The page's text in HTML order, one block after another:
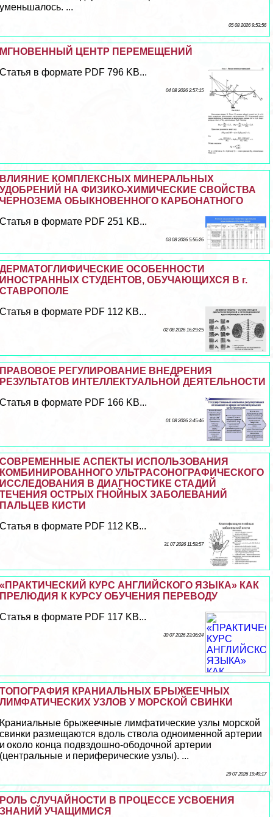
уменьшалось. ...
05 08 2026 9:53:56
МГНОВЕННЫЙ ЦЕНТР ПЕРЕМЕЩЕНИЙ
Статья в формате PDF 796 KB...
04 08 2026 2:57:15
ВЛИЯНИЕ КОМПЛЕКСНЫХ МИНЕРАЛЬНЫХ
УДОБРЕНИЙ НА ФИЗИКО-ХИМИЧЕСКИЕ СВОЙСТВА
ЧЕРНОЗЕМА ОБЫКНОВЕННОГО КАРБОНАТНОГО
Статья в формате PDF 251 KB...
03 08 2026 5:56:26
ДЕРМАТОГЛИФИЧЕСКИЕ ОСОБЕННОСТИ
ИНОСТРАННЫХ СТУДЕНТОВ, ОБУЧАЮЩИХСЯ В г.
СТАВРОПОЛЕ
Статья в формате PDF 112 KB...
02 08 2026 16:29:25
ПРАВОВОЕ РЕГУЛИРОВАНИЕ ВНЕДРЕНИЯ
РЕЗУЛЬТАТОВ ИНТЕЛЛЕКТУАЛЬНОЙ ДЕЯТЕЛЬНОСТИ
Статья в формате PDF 166 KB...
01 08 2026 2:45:46
СОВРЕМЕННЫЕ АСПЕКТЫ ИСПОЛЬЗОВАНИЯ
КОМБИНИРОВАННОГО УЛЬТРАСОНОГРАФИЧЕСКОГО
ИССЛЕДОВАНИЯ В ДИАГНОСТИКЕ СТАДИЙ
ТЕЧЕНИЯ ОСТРЫХ ГНОЙНЫХ ЗАБОЛЕВАНИЙ
ПАЛЬЦЕВ КИСТИ
Статья в формате PDF 112 KB...
31 07 2026 11:58:57
«ПРАКТИЧЕСКИЙ КУРС АНГЛИЙСКОГО ЯЗЫКА» КАК
ПРЕЛЮДИЯ К КУРСУ ОБУЧЕНИЯ ПЕРЕВОДУ
Статья в формате PDF 117 KB...
30 07 2026 23:36:24
ТОПОГРАФИЯ КРАНИАЛЬНЫХ БРЫЖЕЕЧНЫХ
ЛИМФАТИЧЕСКИХ УЗЛОВ У МОРСКОЙ СВИНКИ
Краниальные брыжеечные лимфатические узлы морской
свинки размещаются вдоль ствола одноименной артерии
и около конца подвздошно-ободочной артерии
(центральные и периферические узлы). ...
29 07 2026 19:49:17
РОЛЬ СЛУЧАЙНОСТИ В ПРОЦЕССЕ УСВОЕНИЯ
ЗНАНИЙ УЧАЩИМИСЯ